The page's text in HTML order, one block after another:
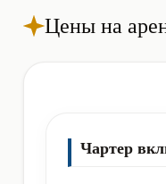
Цены на
Чартер